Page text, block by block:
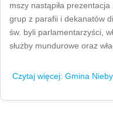
mszy nastąpiła
grup z parafii i dekanatów
św. byli parlamentarzyści,
służby mundurowe oraz
Czytaj więcej: Gmina